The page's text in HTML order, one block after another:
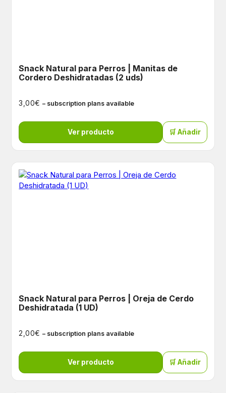
Snack Natural para Perros | Manitas de
Cordero Deshidratadas (2 uds)
3,00€ – subscription plans available
Ver producto 🛒 Añadir
Snack Natural para Perros | Oreja de Cerdo
Deshidratada (1 UD)
2,00€ – subscription plans available
Ver producto 🛒 Añadir